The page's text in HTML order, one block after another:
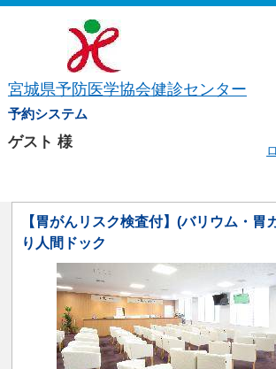
宮城県予防医学協会健診センター
予約システム
ゲスト 様
【胃がんリスク検査付】(バリウム・胃
り人間ドック